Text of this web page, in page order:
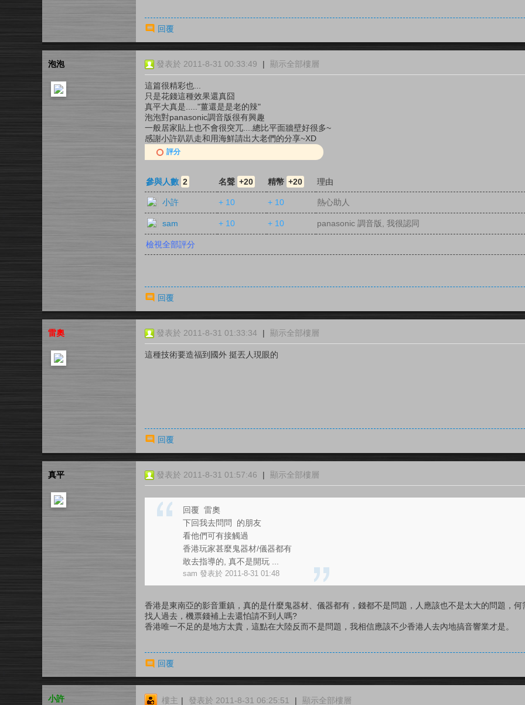
回覆
泡泡 發表於 2011-8-31 00:33:49 | 顯示全部樓層
這篇很精彩也...
只是花錢這種效果還真囧
真平大真是....."薑還是是老的辣"
泡泡對panasonic調音版很有興趣
一般居家貼上也不會很突兀....總比平面牆壁好很多~
感謝小許趴趴走和用海鮮請出大老們的分享~XD
評分
參與人數 2 名聲 +20 精幣 +20 理由
小許 + 10 + 10 熱心助人
sam + 10 + 10 panasonic 調音版, 我很認同
檢視全部評分
回覆
雷奧 發表於 2011-8-31 01:33:34 | 顯示全部樓層
這種技術要造福到國外 挺丟人現眼的
回覆
真平 發表於 2011-8-31 01:57:46 | 顯示全部樓層
回覆 雷奧
下回我去問問 的朋友
看他們可有接觸過
香港玩家甚麼鬼器材/儀器都有
敢去指導的, 真不是開玩 ...
sam 發表於 2011-8-31 01:48
香港是東南亞的影音重鎮，真的是什麼鬼器材、儀器都有，錢都不是問題，人應該也不是太大的問題，
找人過去，機票錢補上去還怕請不到人嗎?
香港唯一不足的是地方太貴，這點在大陸反而不是問題，我相信應該不少香港人去內地搞音響業才是。
回覆
小許 樓主 | 發表於 2011-8-31 06:25:51 | 顯示全部樓層